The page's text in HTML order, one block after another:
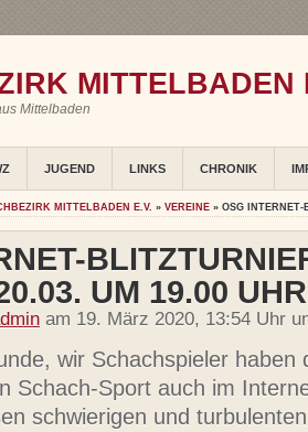
MITTELBADEN
Mittelbaden
JUGEND LINKS CHRONIK
MITTELBADEN E.V. » VEREINE » OSG
UM 19.00 UHR
am 19. März 2020, 13:54 Uhr
wir Schachspieler haben
Schach-Sport auch im
schwierigen und